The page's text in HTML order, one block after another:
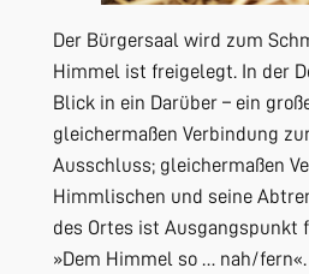
Der Bürgersaal wird zum
Himmel ist freigelegt. In der
Blick in ein Darüber – ein
gleichermaßen Verbindung
Ausschluss; gleichermaßen
Himmlischen und seine
des Ortes ist Ausgangspunkt
»Dem Himmel so … nah/fern«.